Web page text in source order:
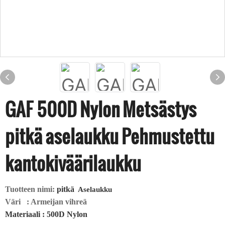
GAF 500D Nylon Metsästys
pitkä aselaukku Pehmustettu
kantokiväärilaukku
Tuotteen nimi: pitkä Aselaukku
Väri
: Armeijan vihreä
Materiaali : 500D Nylon